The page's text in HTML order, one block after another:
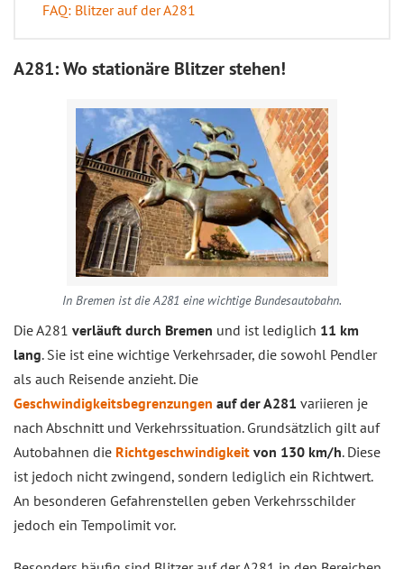
FAQ: Blitzer auf der A281
A281: Wo stationäre Blitzer stehen!
In Bremen ist die A281 eine wichtige Bundesautobahn.
Die A281 verläuft durch Bremen und ist lediglich 11 km
lang. Sie ist eine wichtige Verkehrsader, die sowohl Pendler
als auch Reisende anzieht. Die
Geschwindigkeitsbegrenzungen auf der A281 variieren je
nach Abschnitt und Verkehrssituation. Grundsätzlich gilt auf
Autobahnen die Richtgeschwindigkeit von 130 km/h. Diese
ist jedoch nicht zwingend, sondern lediglich ein Richtwert.
An besonderen Gefahrenstellen geben Verkehrsschilder
jedoch ein Tempolimit vor.